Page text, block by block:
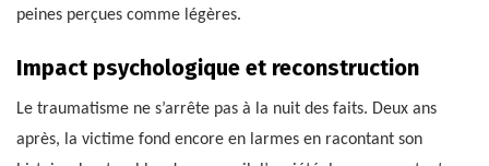
peines perçues comme légères.
Impact psychologique et reconstruction
Le traumatisme ne s’arrête pas à la nuit des faits. Deux ans
après, la victime fond encore en larmes en racontant son